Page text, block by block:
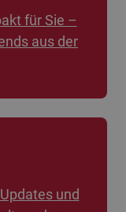
für Sie –
aus der
und